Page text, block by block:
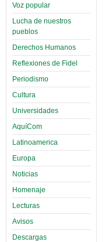
Voz popular
Lucha de nuestros
pueblos
Derechos Humanos
Reflexiones de Fidel
Periodismo
Cultura
Universidades
AquíCom
Latinoamerica
Europa
Noticias
Homenaje
Lecturas
Avisos
Descargas